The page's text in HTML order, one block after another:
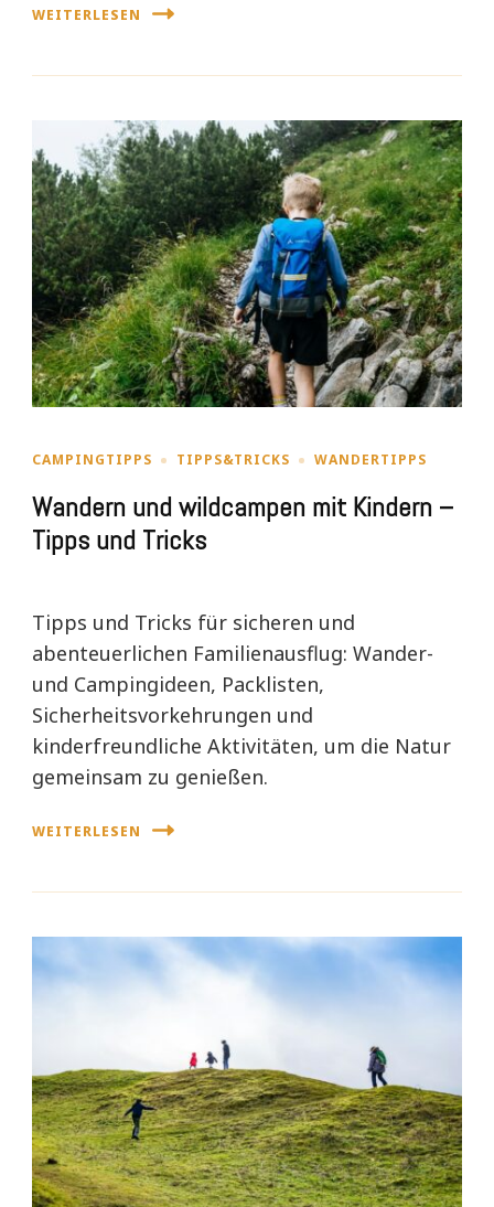
WEITERLESEN
CAMPINGTIPPS TIPPS&TRICKS WANDERTIPPS
Wandern und wildcampen mit Kindern –
Tipps und Tricks
Tipps und Tricks für sicheren und
abenteuerlichen Familienausflug: Wander-
und Campingideen, Packlisten,
Sicherheitsvorkehrungen und
kinderfreundliche Aktivitäten, um die Natur
gemeinsam zu genießen.
WEITERLESEN